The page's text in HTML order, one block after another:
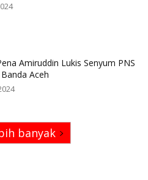
Amiruddin Lukis Senyum PNS
Aceh
banyak